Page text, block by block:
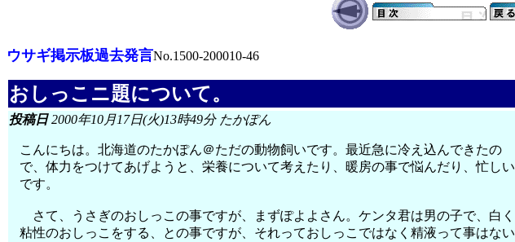
ウサギ掲示板過去発言No.1500-200010-46
おしっこニ題について。
投稿日2000年10月17日(火)13時49分 たかぽん
こんにちは。北海道のたかぽん＠ただの動物飼いです。最近急に冷え込んできたの
で、体力をつけてあげようと、栄養について考えたり、暖房の事で悩んだり、忙しい
です。
さて、うさぎのおしっこの事ですが、まずぽよよさん。ケンタ君は男の子で、白く
粘性のおしっこをする、との事ですが、それっておしっこではなく精液って事はない